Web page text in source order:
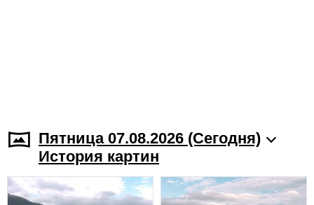
Пятница 07.08.2026 (Cегодня)
История картин